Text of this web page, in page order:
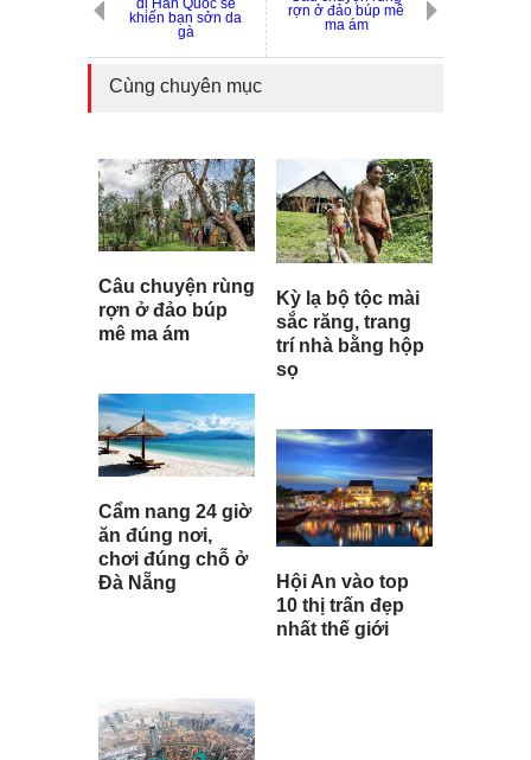
dị Hàn Quốc sẽ
khiến bạn sởn da
gà
rợn ở đảo búp mê
ma ám
Cùng chuyên mục
Câu chuyện rùng
rợn ở đảo búp
mê ma ám
Cẩm nang 24 giờ
ăn đúng nơi,
chơi đúng chỗ ở
Đà Nẵng
Kỳ lạ bộ tộc mài
sắc răng, trang
trí nhà bằng hộp
sọ
Hội An vào top
10 thị trấn đẹp
nhất thế giới